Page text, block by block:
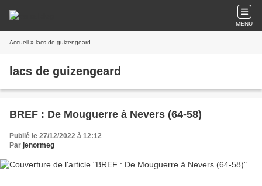
MENU
Accueil » lacs de guizengeard
lacs de guizengeard
BREF : De Mouguerre à Nevers (64-58)
Publié le 27/12/2022 à 12:12
Par jenormeg